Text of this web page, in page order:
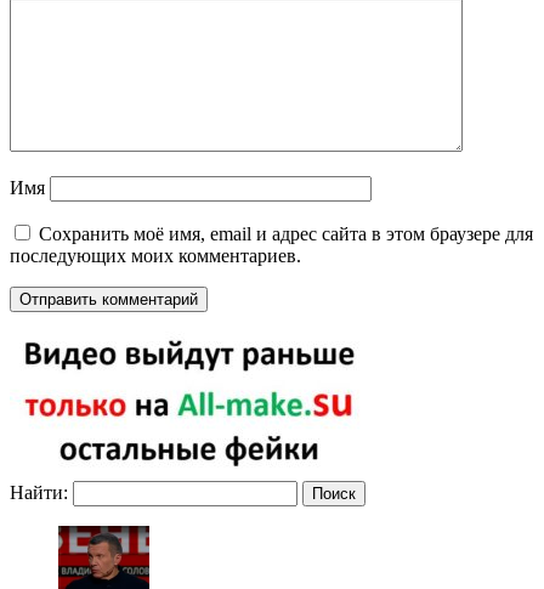
Имя
Сохранить моё имя, email и адрес сайта в этом браузере для
последующих моих комментариев.
Найти: